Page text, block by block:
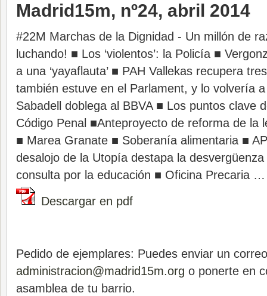
Madrid15m, nº24, abril 2014
#22M Marchas de la Dignidad - Un millón de
luchando! ■ Los ‘violentos’: la Policía ■
a una ‘yayaflauta’ ■ PAH Vallekas recupera
también estuve en el Parlament, y lo volvería a
Sabadell doblega al BBVA ■ Los puntos clave
Código Penal ■Anteproyecto de reforma de la
■ Marea Granate ■ Soberanía alimentaria ■
desalojo de la Utopía destapa la
consulta por la educación ■ Oficina Precaria …
Descargar en pdf
Pedido de ejemplares: Puedes enviar un
administracion@madrid15m.org o ponerte en
asamblea de tu barrio.